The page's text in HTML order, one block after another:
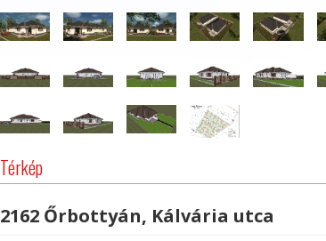
Térkép
2162 Őrbottyán, Kálvária utca